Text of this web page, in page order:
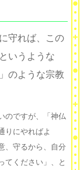
守れば、この
いうような
のような宗教
のですが、「神仏
りにやればよ
、守るから、自分
てください」、と